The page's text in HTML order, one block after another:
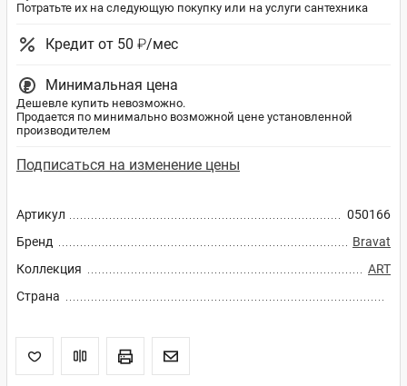
Артикул
050166
Бренд
Bravat
Коллекция
ART
Страна
Потратьте их на следующую покупку или на услуги сантехника
Кредит от 50 ₽/мес
Минимальная цена
Дешевле купить невозможно.
Продается по минимально возможной цене установленной
производителем
Подписаться на изменение цены